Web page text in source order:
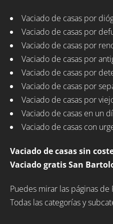
Vaciado de casas por
Vaciado de casas por
Vaciado de casas por
Vaciado de casas por
Vaciado de casas por
Vaciado de casas por
Vaciado de casas por
Vaciado de casas en un
Vaciado de casas con
Vaciado de casas sin
Vaciado gratis San
Puedes mirar las páginas de
Todas las categorías y